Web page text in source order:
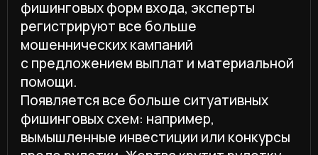
данные, после чего с ней связываются
для дальнейшего хищения средств.
Схема существует в нескольких
вариациях, включая «дивиденды для
граждан РФ, рожденных с 1965 года».
Кроме того, появилось несколько новых
схем интернет-мошенничества.
В первом квартале 2026 года эксперты
CICADA8 зафиксировали рост числа
мошеннических ресурсов